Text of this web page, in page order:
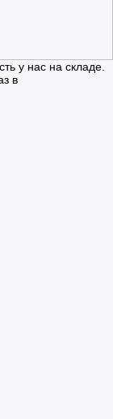
у нас на складе.
в